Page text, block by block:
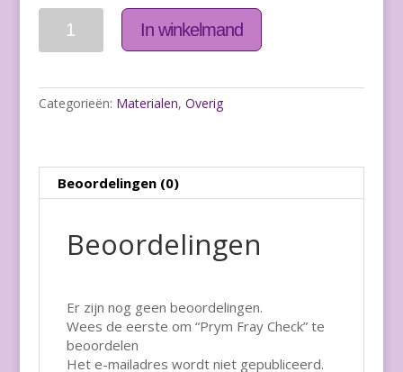
Aantal
In winkelmand
Categorieën: Materialen, Overig
Beoordelingen (0)
Beoordelingen
Er zijn nog geen beoordelingen.
Wees de eerste om “Prym Fray Check” te
beoordelen
Het e-mailadres wordt niet gepubliceerd.